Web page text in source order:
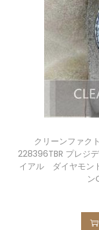
クリーンファク
228396TBR プレジ
イアル ダイヤモン
ン